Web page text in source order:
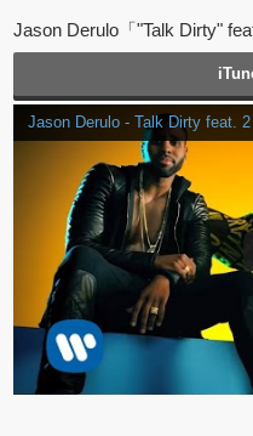
Jason Derulo「"Talk Dirty"
Jason Derulo - Talk Dirty feat.